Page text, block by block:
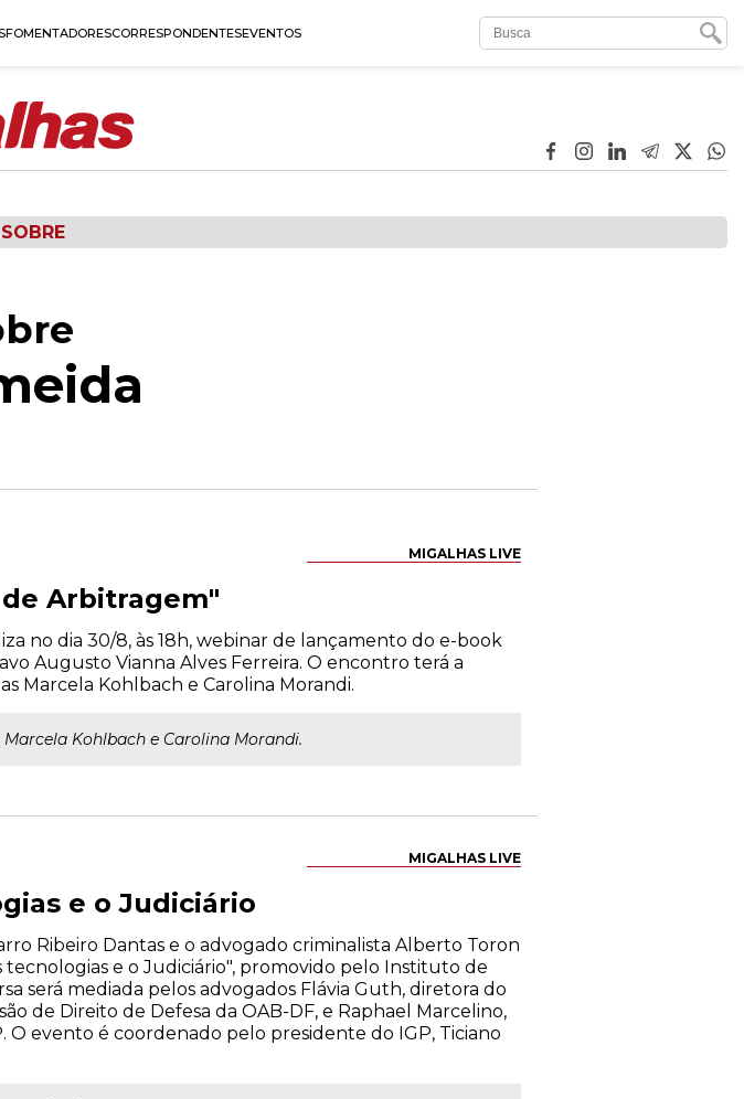
FOMENTADORESCORRESPONDENTESEVENTOS
MIGALHAS LIVE
Arbitragem"
no dia 30/8, às 18h, webinar de lançamento do e-book
Augusto Vianna Alves Ferreira. O encontro terá a
Marcela Kohlbach e Carolina Morandi.
Marcela Kohlbach e Carolina Morandi.
MIGALHAS LIVE
e o Judiciário
Ribeiro Dantas e o advogado criminalista Alberto Toron
e o Judiciário", promovido pelo Instituto de
será mediada pelos advogados Flávia Guth, diretora do
de Direito de Defesa da OAB-DF, e Raphael Marcelino,
O evento é coordenado pelo presidente do IGP, Ticiano